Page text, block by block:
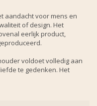
aandacht voor mens en
of design. Het
eerlijk product,
voldoet volledig aan
te gedenken. Het